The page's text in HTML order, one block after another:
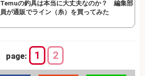
Temuの釣具は本当に大丈夫なのか？ 編集部
員が通販でライン（糸）を買ってみた
page: 1 2